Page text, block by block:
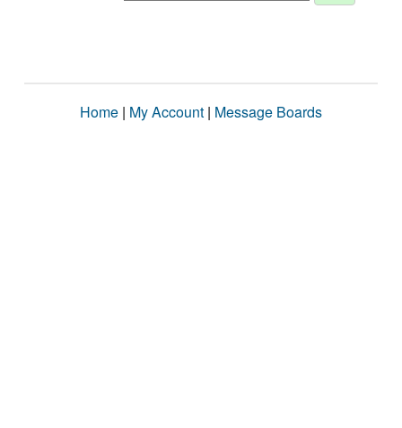
Home | My Account | Message Boards